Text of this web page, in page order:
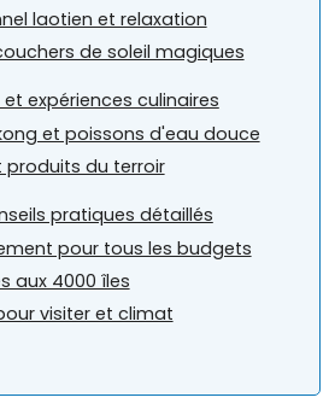
laotien et relaxation
de soleil magiques
expériences culinaires
et poissons d'eau douce
produits du terroir
pratiques détaillés
pour tous les budgets
aux 4000 îles
visiter et climat